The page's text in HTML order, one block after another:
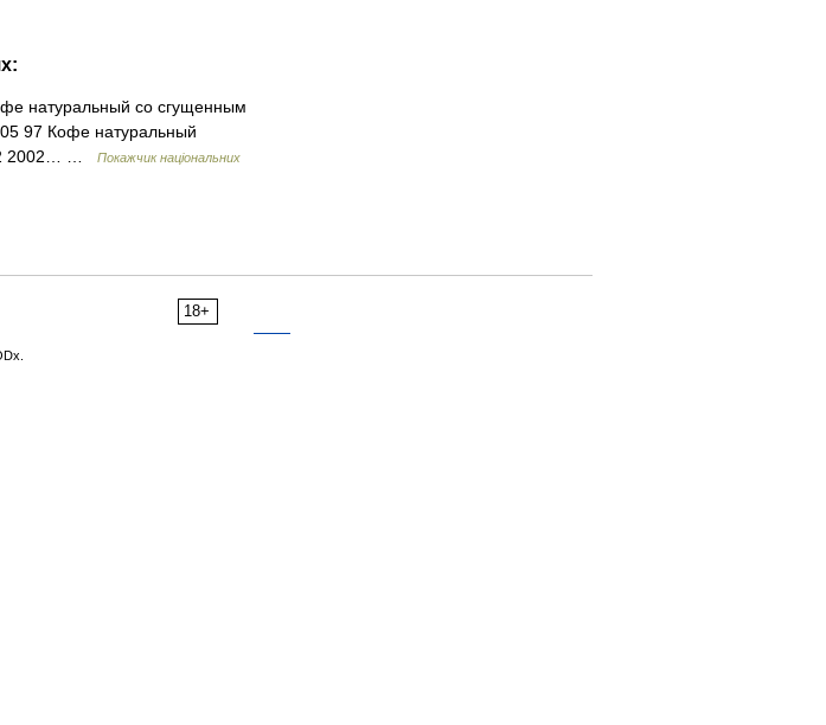
натуральный со сгущенным
97 Кофе натуральный
2002… …
Покажчик національних
18+